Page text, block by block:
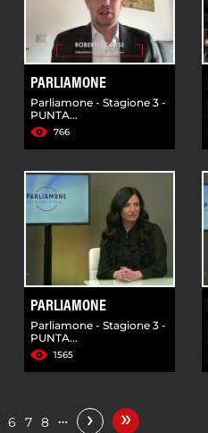
PARLIAMONE
Parliamone - Stagione 3 -
PUNTA...
766
PARLIAMONE
Parliamone - Stagione 3 -
PUNTA...
1565
6 7 8 … › »